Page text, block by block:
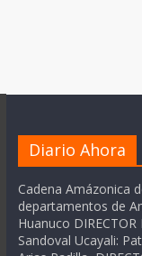
Diario Ahora
Cadena Amázonica
departamentos de
Huanuco
Sandoval Ucayali: